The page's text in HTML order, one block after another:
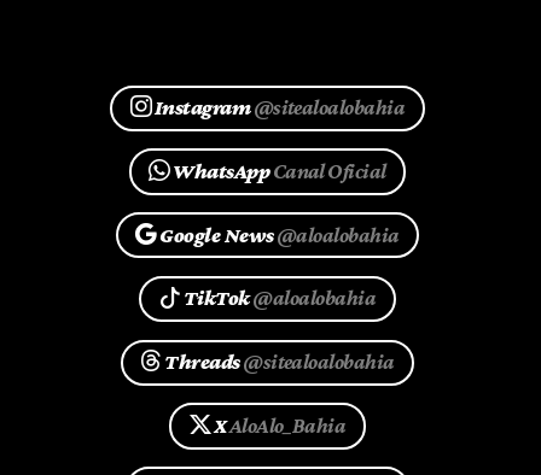
Instagram@sitealoalobahia
WhatsAppCanal Oficial
Google News@aloalobahia
TikTok@aloalobahia
Threads@sitealoalobahia
XAloAlo_Bahia